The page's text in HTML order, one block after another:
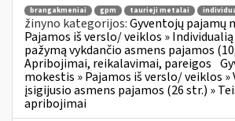
brangakmeniai gpm taurieji metalai
žinyno kategorijos:Gyventojų pajamų
Pajamos iš verslo/ veiklos »
pažymą vykdančio asmens pajamos
Apribojimai, reikalavimai, pareigos
mokestis » Pajamos iš verslo/ veiklos
įsigijusio asmens pajamos (26 str.) »
apribojimai